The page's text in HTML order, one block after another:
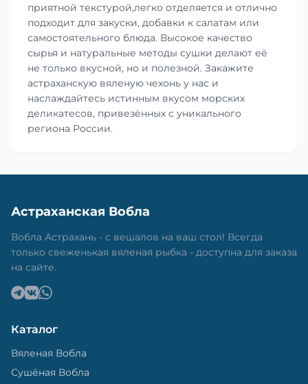
приятной текстурой,легко отделяется и отлично
подходит для закуски, добавки к салатам или
самостоятельного блюда. Высокое качество
сырья и натуральные методы сушки делают её
не только вкусной, но и полезной. Закажите
астраханскую вяленую чехонь у нас и
наслаждайтесь истинным вкусом морских
деликатесов, привезённых с уникального
региона России.
Астраханская Вобла
Вобла Астрахань - с вешалов на ваш стол! Всегда
только свеженькая вяленая рыбка - доступна для заказа
на сайте.
Каталог
Вяленая Вобла
Сушёная Вобла